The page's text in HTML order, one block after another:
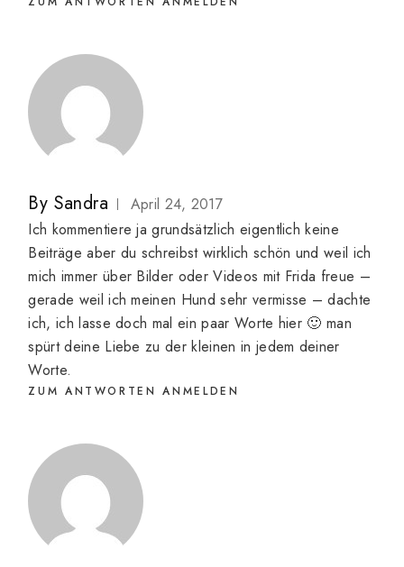
By Sandra
April 24, 2017
Ich kommentiere ja grundsätzlich eigentlich keine
Beiträge aber du schreibst wirklich schön und weil ich
mich immer über Bilder oder Videos mit Frida freue –
gerade weil ich meinen Hund sehr vermisse – dachte
ich, ich lasse doch mal ein paar Worte hier 🙂 man
spürt deine Liebe zu der kleinen in jedem deiner
Worte.
ZUM ANTWORTEN ANMELDEN